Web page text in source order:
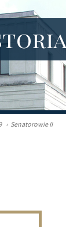
› Senatorowie II